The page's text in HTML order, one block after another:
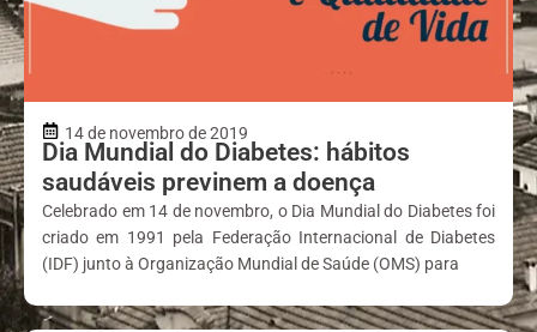
14 de novembro de 2019
Dia Mundial do Diabetes: hábitos
saudáveis previnem a doença
Celebrado em 14 de novembro, o Dia Mundial do Diabetes foi
criado em 1991 pela Federação Internacional de Diabetes
(IDF) junto à Organização Mundial de Saúde (OMS) para